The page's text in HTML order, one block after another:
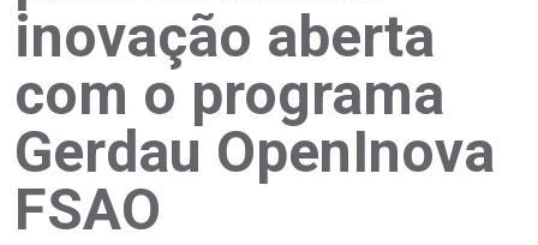
inovação aberta
com o programa
Gerdau OpenInova
FSAO